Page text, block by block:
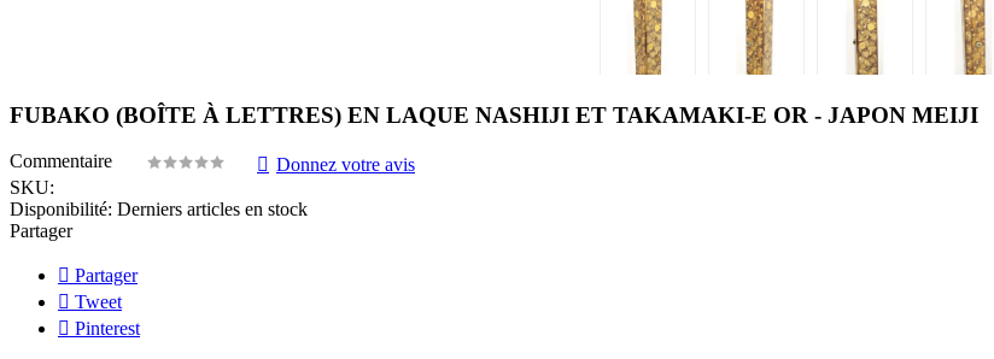
FUBAKO (BOÎTE À LETTRES) EN LAQUE NASHIJI ET TAKAMAKI-E OR - JAPON MEIJI
Commentaire
Donnez votre avis
SKU:
Disponibilité: Derniers articles en stock
Partager
Partager
Tweet
Pinterest